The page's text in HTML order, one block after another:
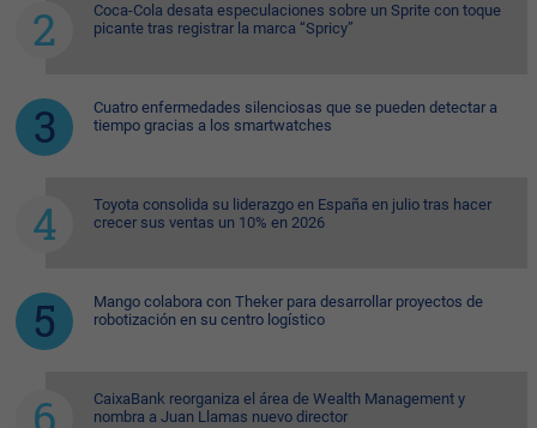
Coca-Cola desata especulaciones sobre un Sprite con toque
picante tras registrar la marca “Spricy”
Cuatro enfermedades silenciosas que se pueden detectar a
tiempo gracias a los smartwatches
Toyota consolida su liderazgo en España en julio tras hacer
crecer sus ventas un 10% en 2026
Mango colabora con Theker para desarrollar proyectos de
robotización en su centro logístico
CaixaBank reorganiza el área de Wealth Management y
nombra a Juan Llamas nuevo director